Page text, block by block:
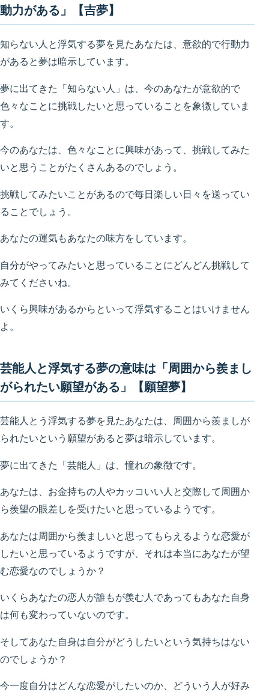
動力がある」【吉夢】
知らない人と浮気する夢を見たあなたは、意欲的で行動力
があると夢は暗示しています。
夢に出てきた「知らない人」は、今のあなたが意欲的で
色々なことに挑戦したいと思っていることを象徴していま
す。
今のあなたは、色々なことに興味があって、挑戦してみた
いと思うことがたくさんあるのでしょう。
挑戦してみたいことがあるので毎日楽しい日々を送ってい
ることでしょう。
あなたの運気もあなたの味方をしています。
自分がやってみたいと思っていることにどんどん挑戦して
みてくださいね。
いくら興味があるからといって浮気することはいけません
よ。
芸能人と浮気する夢の意味は「周囲から羨まし
がられたい願望がある」【願望夢】
芸能人とう浮気する夢を見たあなたは、周囲から羨ましが
られたいという願望があると夢は暗示しています。
夢に出てきた「芸能人」は、憧れの象徴です。
あなたは、お金持ちの人やカッコいい人と交際して周囲か
ら羨望の眼差しを受けたいと思っているようです。
あなたは周囲から羨ましいと思ってもらえるような恋愛が
したいと思っているようですが、それは本当にあなたが望
む恋愛なのでしょうか？
いくらあなたの恋人が誰もが羨む人であってもあなた自身
は何も変わっていないのです。
そしてあなた自身は自分がどうしたいという気持ちはない
のでしょうか？
今一度自分はどんな恋愛がしたいのか、どういう人が好み